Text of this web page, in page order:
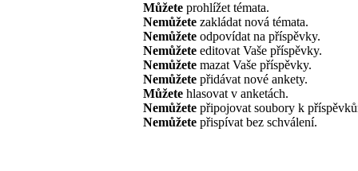
Můžete prohlížet témata.
Nemůžete zakládat nová témata.
Nemůžete odpovídat na příspěvky.
Nemůžete editovat Vaše příspěvky.
Nemůžete mazat Vaše příspěvky.
Nemůžete přidávat nové ankety.
Můžete hlasovat v anketách.
Nemůžete připojovat soubory k
Nemůžete přispívat bez schválení.